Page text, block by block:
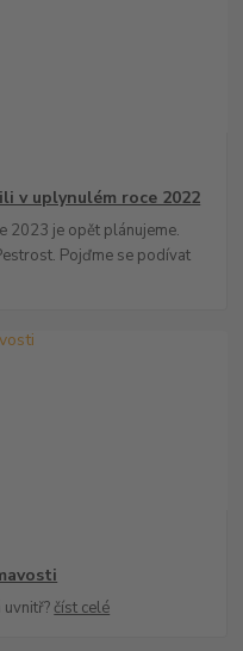
v uplynulém roce 2022
2023 je opět plánujeme.
Pojďme se podívat
číst celé